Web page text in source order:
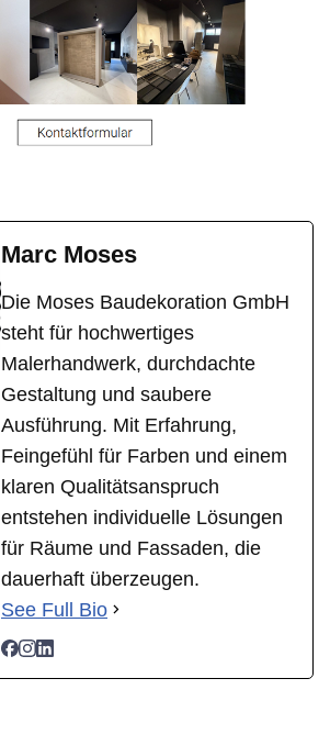
Marc Moses
Die Moses Baudekoration GmbH
steht für hochwertiges
Malerhandwerk, durchdachte
Gestaltung und saubere
Ausführung. Mit Erfahrung,
Feingefühl für Farben und einem
klaren Qualitätsanspruch
entstehen individuelle Lösungen
für Räume und Fassaden, die
dauerhaft überzeugen.
See Full Bio